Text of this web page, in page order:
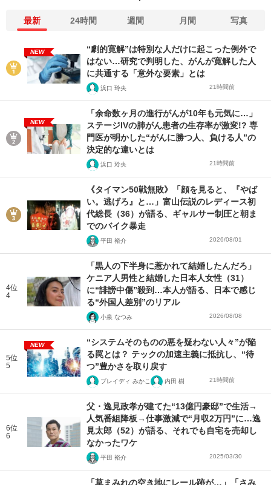
最新 24時間 週間 月間 写真
NEW
“劇的寛解”は特別な人だけに起こった例外で
はない…研究で判明した、がんが寛解した人
に共通する「意外な要素」とは
浜口 玲央 21時間前
NEW
「余命数ヶ月の進行がんが10年も元気に…」
ステージIVの肺がん患者の生存率が激変!? 専
門医が明かした“がんに勝つ人、負ける人”の
決定的な違いとは
浜口 玲央 21時間前
《タイマン50戦無敗》「顔を見ると、『やば
い。逃げろ』と…」富山伝説のレディース初
代総長（36）が語る、ギャルサー制圧と朝ま
でのバイク暴走
平田 裕介 2026/08/01
4位
4
「黒人の下半身に惹かれて結婚したんだろ」
ケニア人男性と結婚した日本人女性（31）
に“誹謗中傷”殺到…本人が語る、日本で感じ
る“外国人差別”のリアル
小泉 なつみ 2026/08/08
5位
5
NEW
“システムそのものの悪を疑わない人々”が陥
る罠とは？ テックの加速主義に抵抗し、“待
つ”豊かさを取り戻す
ブレイディ みかこ 内田 樹 21時間前
6位
6
父・逸見政孝が建てた“13億円豪邸”で生活→
人気番組降板→仕事激減で“月収2万円”に…逸
見太郎（52）が語る、それでも自宅を売却し
なかったワケ
平田 裕介 2025/03/30
「草まみれの空き地にレール跡が…」「さみ